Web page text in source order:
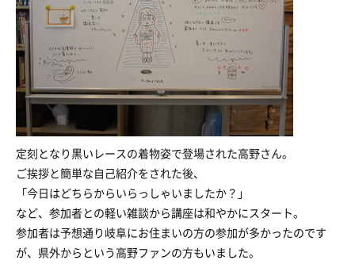
定刻となり黒いレースの着物姿で登場された高野さん。
ご挨拶と簡単な自己紹介をされた後、
「今日はどちらからいらっしゃいましたか？」
など、参加者との軽い雑談から講座は和やかにスタート。
参加者は予想通り岐阜にお住まいの方の参加が多かったのです
が、県外からという高野ファンの方もいました。